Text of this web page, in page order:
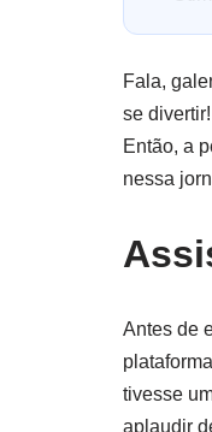
Fala,
se
Então, a
nessa
Antes de
tivesse
aplaudir